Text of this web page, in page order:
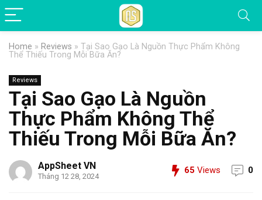
Home » Reviews » Tại Sao Gạo Là Nguồn Thực Phẩm Không
Thể Thiếu Trong Mỗi Bữa Ăn?
Reviews
Tại Sao Gạo Là Nguồn
Thực Phẩm Không Thể
Thiếu Trong Mỗi Bữa Ăn?
AppSheet VN
Tháng 12 28, 2024
65 Views 0